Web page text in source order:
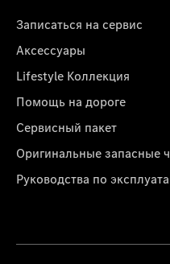
Записаться на сервис
Аксессуары
Lifestyle Коллекция
Помощь на дороге
Сервисный пакет
Оригинальные запасные
Руководства по